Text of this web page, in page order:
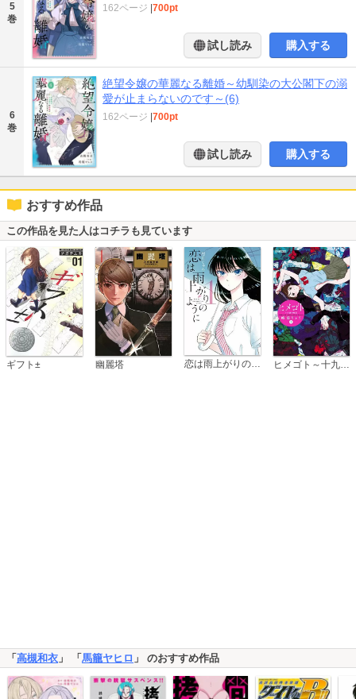
5
巻
162ページ 700pt
試し読み 購入する
6
巻
絶望令嬢の華麗なる離婚～幼馴染の大公閣下の溺
愛が止まらないのです～(6)
162ページ 700pt
試し読み 購入する
おすすめ作品
この作品を見た人はコチラも見ています
ギフト± 幽麗塔 恋は雨上がりのように
「 高槻和衣 」 「 馬籠ヤヒロ 」 のおすすめ作品